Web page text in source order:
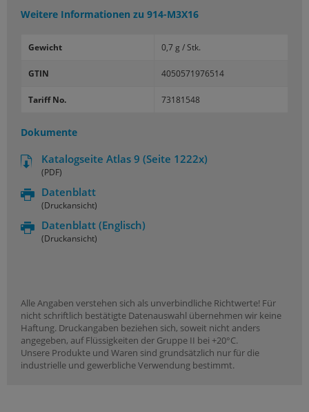
Weitere Informationen zu 914-M3X16
Gewicht 0,7 g / Stk.
GTIN 4050571976514
Tariff No. 73181548
Dokumente
Katalogseite Atlas 9 (Seite 1222x)
(PDF)
Datenblatt
(Druckansicht)
Datenblatt (Englisch)
(Druckansicht)
Alle Angaben verstehen sich als unverbindliche Richtwerte! Für
nicht schriftlich bestätigte Datenauswahl übernehmen wir keine
Haftung. Druckangaben beziehen sich, soweit nicht anders
angegeben, auf Flüssigkeiten der Gruppe II bei +20°C.
Unsere Produkte und Waren sind grundsätzlich nur für die
industrielle und gewerbliche Verwendung bestimmt.